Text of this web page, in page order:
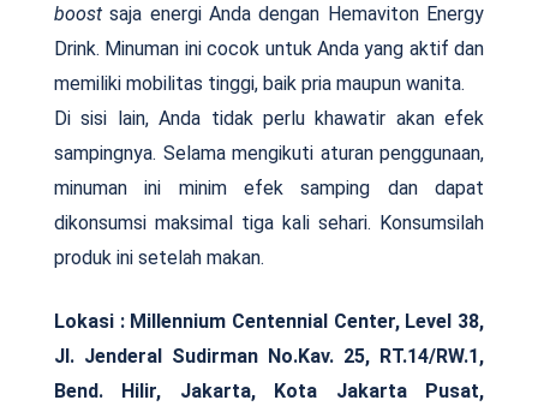
boost saja energi Anda dengan Hemaviton Energy
Drink. Minuman ini cocok untuk Anda yang aktif dan
memiliki mobilitas tinggi, baik pria maupun wanita.
Di sisi lain, Anda tidak perlu khawatir akan efek
sampingnya. Selama mengikuti aturan penggunaan,
minuman ini minim efek samping dan dapat
dikonsumsi maksimal tiga kali sehari. Konsumsilah
produk ini setelah makan.
Lokasi : Millennium Centennial Center, Level 38,
Jl. Jenderal Sudirman No.Kav. 25, RT.14/RW.1,
Bend. Hilir, Jakarta, Kota Jakarta Pusat,